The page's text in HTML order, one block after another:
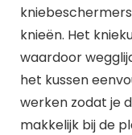
knieën. Het
waardoor
het kussen
werken zodat je
makkelijk bij de